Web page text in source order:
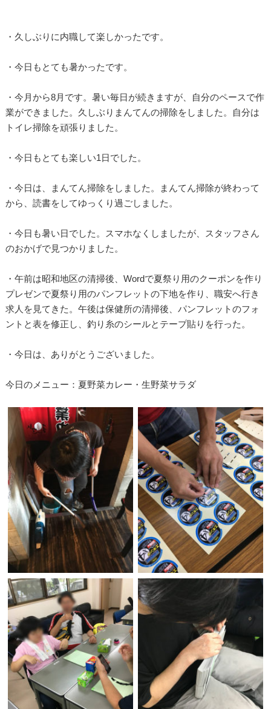
・久しぶりに内職して楽しかったです。
・今日もとても暑かったです。
・今月から8月です。暑い毎日が続きますが、自分のペースで作
業ができました。久しぶりまんてんの掃除をしました。自分は
トイレ掃除を頑張りました。
・今日もとても楽しい1日でした。
・今日は、まんてん掃除をしました。まんてん掃除が終わって
から、読書をしてゆっくり過ごしました。
・今日も暑い日でした。スマホなくしましたが、スタッフさん
のおかげで見つかりました。
・午前は昭和地区の清掃後、Wordで夏祭り用のクーポンを作り
プレゼンで夏祭り用のパンフレットの下地を作り、職安へ行き
求人を見てきた。午後は保健所の清掃後、パンフレットのフォ
ントと表を修正し、釣り糸のシールとテープ貼りを行った。
・今日は、ありがとうございました。
今日のメニュー：夏野菜カレー・生野菜サラダ